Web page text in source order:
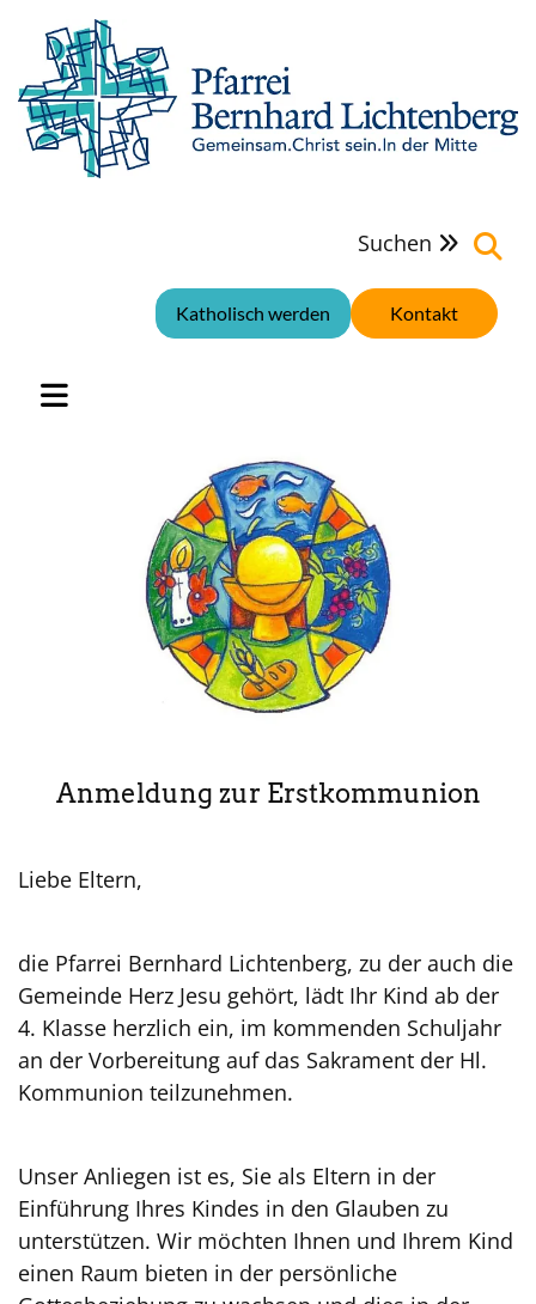
Suchen 
Kontakt
Katholisch werden
Anmeldung zur Erstkommunion
Liebe Eltern,
die Pfarrei Bernhard Lichtenberg, zu der auch die
Gemeinde Herz Jesu gehört, lädt Ihr Kind ab der
4. Klasse herzlich ein, im kommenden Schuljahr
an der Vorbereitung auf das Sakrament der Hl.
Kommunion teilzunehmen.
Unser Anliegen ist es, Sie als Eltern in der
Einführung Ihres Kindes in den Glauben zu
unterstützen. Wir möchten Ihnen und Ihrem Kind
einen Raum bieten in der persönliche